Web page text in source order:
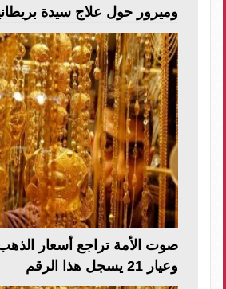
وميرور حول علاج سيدة
صوت الأمة تراجع أسعار
وعيار 21 يسجل هذا الرقم